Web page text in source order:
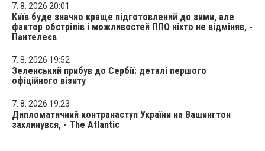
7. 8. 2026 20:01
Київ буде значно краще підготовлений до зими, але
фактор обстрілів і можливостей ППО ніхто не відміняв, -
Пантелеєв
7. 8. 2026 19:52
Зеленський прибув до Сербії: деталі першого
офіційного візиту
7. 8. 2026 19:23
Дипломатичний контранаступ України на Вашингтон
захлинувся, - The Atlantic